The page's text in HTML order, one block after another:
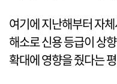
여기에 지난해부터 자
해소로 신용 등급이 상
확대에 영향을 줬다는